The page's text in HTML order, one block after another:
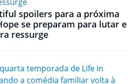
spoilers para a próxima
se preparam para lutar e
ressurge